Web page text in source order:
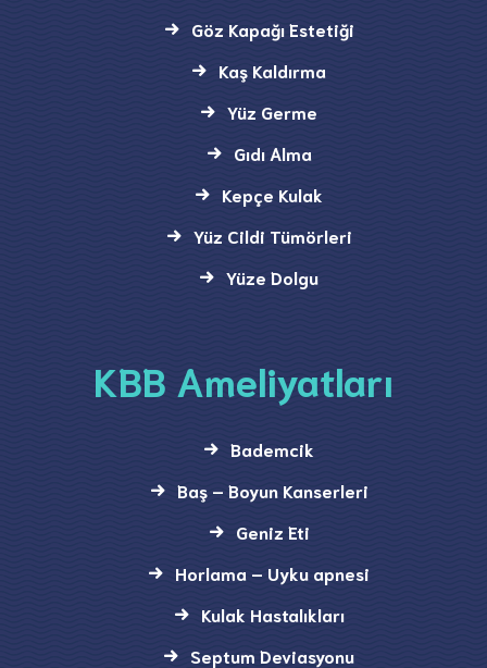
Göz Kapağı Estetiği
Kaş Kaldırma
Yüz Germe
Gıdı Alma
Kepçe Kulak
Yüz Cildi Tümörleri
Yüze Dolgu
KBB Ameliyatları
Bademcik
Baş – Boyun Kanserleri
Geniz Eti
Horlama – Uyku apnesi
Kulak Hastalıkları
Septum Deviasyonu